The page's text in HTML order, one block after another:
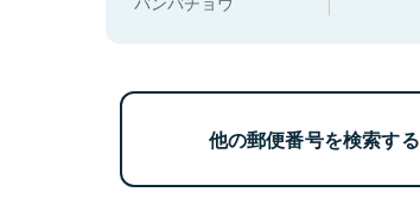
他の郵便番号を検索する